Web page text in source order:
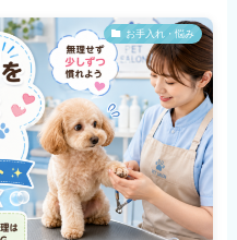
お手入れ・悩み